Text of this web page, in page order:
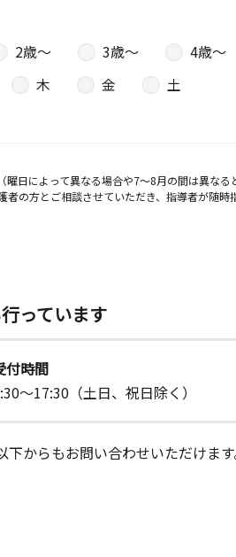
2歳〜 3歳〜 4歳〜
木 金
土
日によって異なる場合や7～8月の間は異なる
の方とご相談させていただき、指導者が随時
っています
付時間
～17:30（土日、祝日除く）
からもお問い合わせいただけます